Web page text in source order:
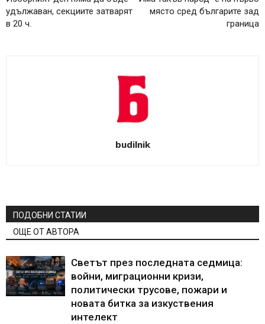
удължаван, секциите затварят
в 20 ч.
място сред българите зад
граница
budilnik
ПОДОБНИ СТАТИИ
ОЩЕ ОТ АВТОРА
Светът през последната седмица:
войни, миграционни кризи,
политически трусове, пожари и
новата битка за изкуствения
интелект